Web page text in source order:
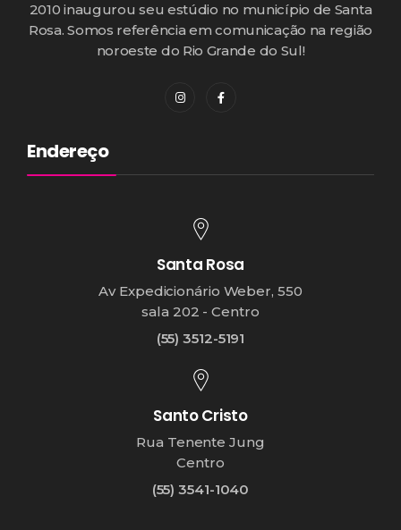
2010 inaugurou seu estúdio no município de Santa
Rosa. Somos referência em comunicação na região
noroeste do Rio Grande do Sul!
Endereço
Santa Rosa
Av Expedicionário Weber, 550
sala 202 - Centro
(55) 3512-5191
Santo Cristo
Rua Tenente Jung
Centro
(55) 3541-1040